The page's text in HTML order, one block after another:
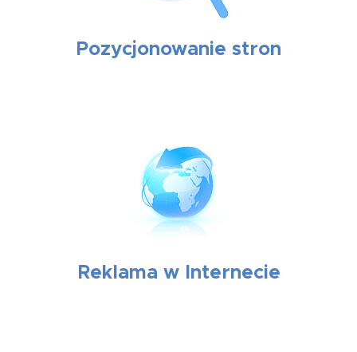
Pozycjonowanie stron
Reklama w Internecie